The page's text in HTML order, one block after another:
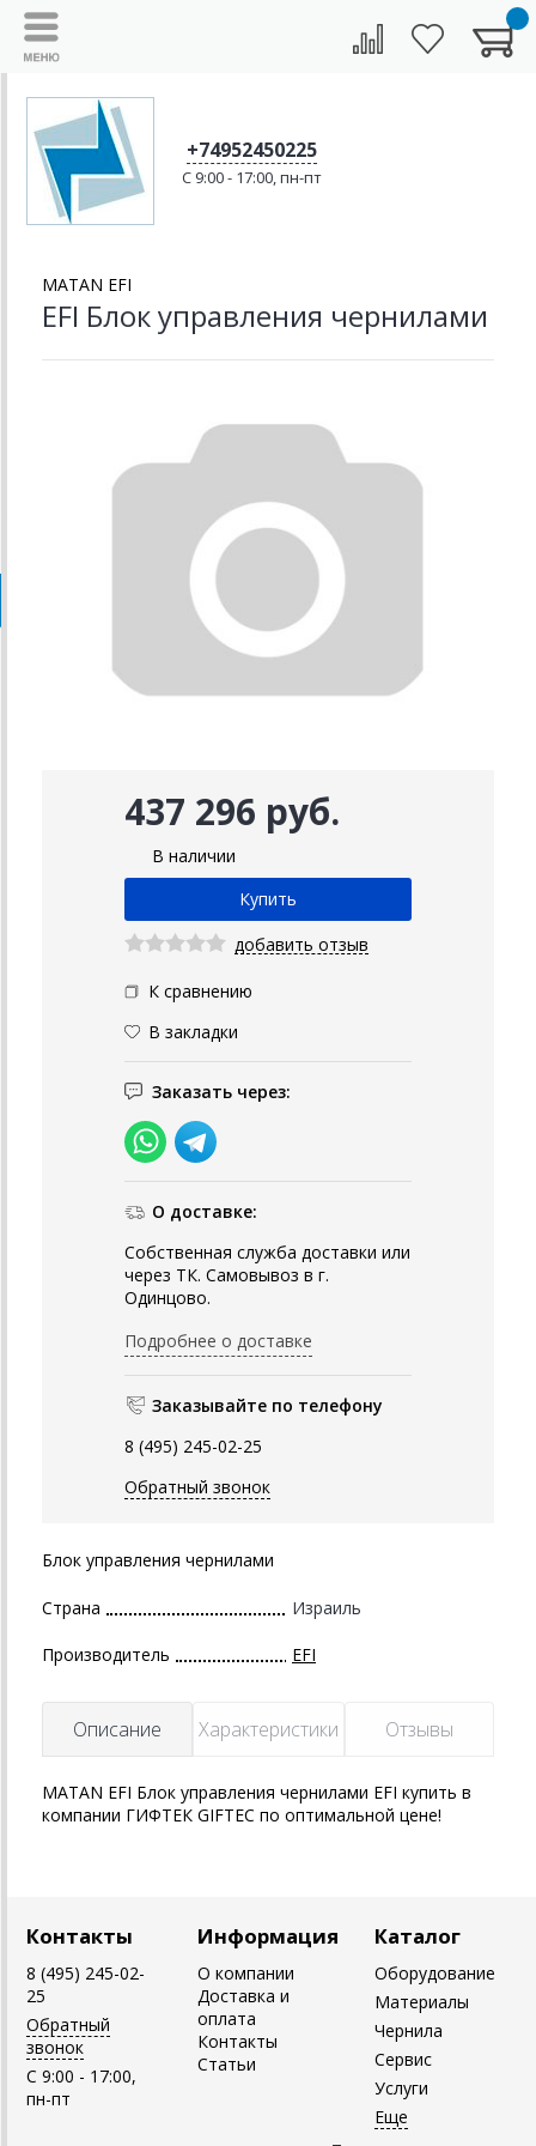
+74952450225
C 9:00 - 17:00, пн-пт
MATAN EFI
EFI Блок управления чернилами
437 296 руб.
В наличии
добавить отзыв
К сравнению
В закладки
Заказать через:
О доставке:
Собственная служба доставки или
через ТК. Самовывоз в г.
Одинцово.
Подробнее о доставке
Заказывайте по телефону
8 (495) 245-02-25
Обратный звонок
Блок управления чернилами
Страна Израиль
Производитель EFI
Описание Характеристики Отзывы
MATAN EFI Блок управления чернилами EFI купить в
компании ГИФТЕК GIFTEC по оптимальной цене!
Контакты
8 (495) 245-02-
25
Обратный
звонок
C 9:00 - 17:00,
пн-пт
Информация
О компании
Доставка и
оплата
Контакты
Статьи
Каталог
Оборудование
Материалы
Чернила
Сервис
Услуги